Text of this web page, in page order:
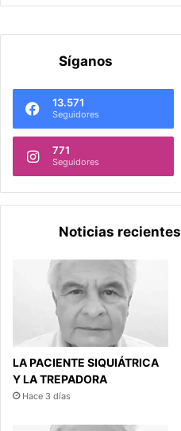
Síganos
13.571
Seguidores
771
Seguidores
Noticias recientes
LA PACIENTE SIQUIÁTRICA
Y LA TREPADORA
Hace 3 días